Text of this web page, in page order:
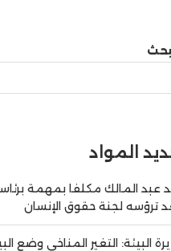
المواد
عبد المالك مكلفا بمهمة
ترؤسه لجنة حقوق الإنسان
البيئة: التغير المناخي وضع